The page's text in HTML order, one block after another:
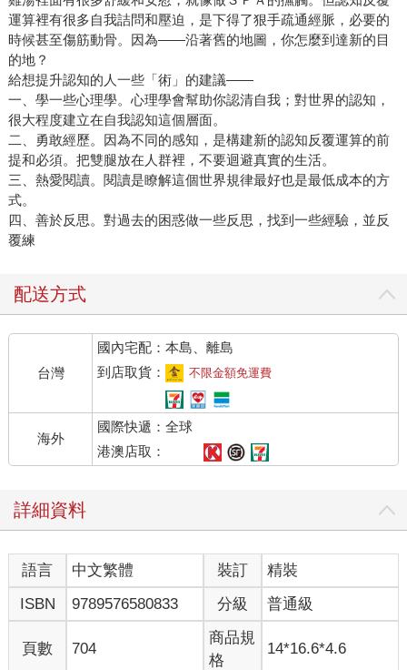
運算裡有很多自我詰問和壓迫，是下得了狠手疏通經脈，必要的
時候甚至傷筋動骨。因為——沿著舊的地圖，你怎麼到達新的目
的地？
給想提升認知的人一些「術」的建議——
一、學一些心理學。心理學會幫助你認清自我；對世界的認知，
很大程度建立在自我認知這個層面。
二、勇敢經歷。因為不同的感知，是構建新的認知反覆運算的前
提和必須。把雙腿放在人群裡，不要迴避真實的生活。
三、熱愛閱讀。閱讀是瞭解這個世界規律最好也是最低成本的方
式。
四、善於反思。對過去的困惑做一些反思，找到一些經驗，並反
覆練
配送方式
台灣
國內宅配：本島、離島
到店取貨：
不限金額免運費
海外
國際快遞：全球
港澳店取：
詳細資料
語言 中文繁體 裝訂
精裝
ISBN
9789576580833 分級 普通級
頁數 704
商品規
格
14*16.6*4.6